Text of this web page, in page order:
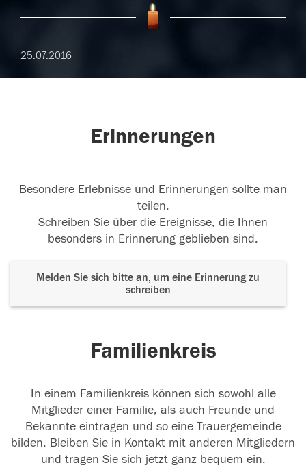
25.07.2016
Erinnerungen
Besondere Erlebnisse und Erinnerungen sollte man
teilen.
Schreiben Sie über die Ereignisse, die Ihnen
besonders in Erinnerung geblieben sind.
Melden Sie sich bitte an, um eine Erinnerung zu
schreiben
Familienkreis
In einem Familienkreis können sich sowohl alle
Mitglieder einer Familie, als auch Freunde und
Bekannte eintragen und so eine Trauergemeinde
bilden. Bleiben Sie in Kontakt mit anderen Mitgliedern
und tragen Sie sich jetzt ganz bequem ein.